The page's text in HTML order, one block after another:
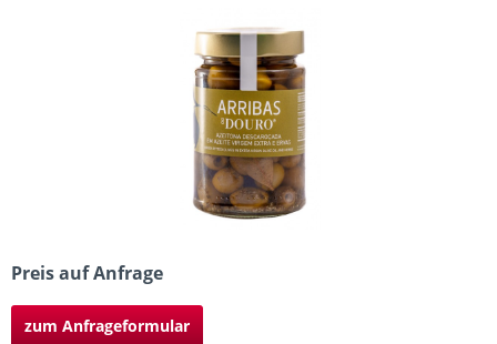
Preis auf Anfrage
zum Anfrageformular